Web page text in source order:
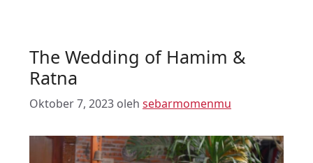
The Wedding of Hamim &
Ratna
Oktober 7, 2023 oleh sebarmomenmu